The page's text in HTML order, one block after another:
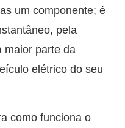
um componente; é
pela
maior parte da
elétrico do seu
como funciona o